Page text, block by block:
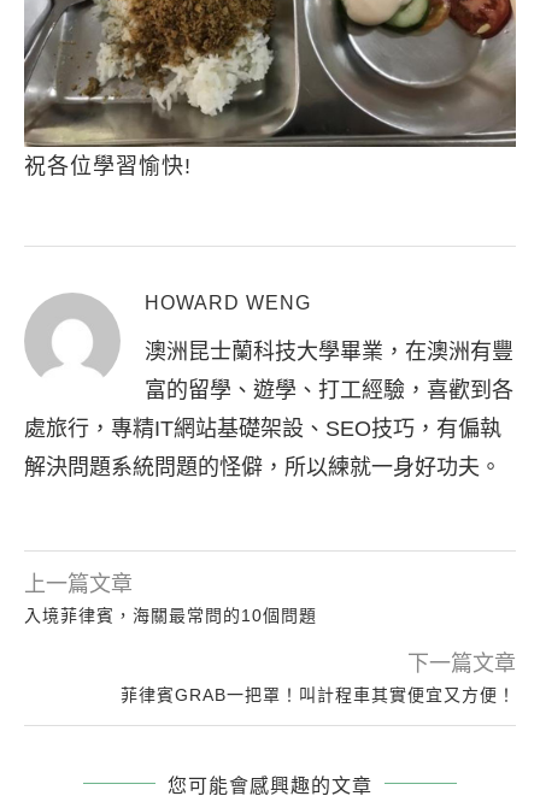
祝各位學習愉快!
HOWARD WENG
澳洲昆士蘭科技大學畢業，在澳洲有豐
富的留學、遊學、打工經驗，喜歡到各
處旅行，專精IT網站基礎架設、SEO技巧，有偏執
解決問題系統問題的怪僻，所以練就一身好功夫。
上一篇文章
入境菲律賓，海關最常問的10個問題
下一篇文章
菲律賓GRAB一把罩！叫計程車其實便宜又方便！
您可能會感興趣的文章